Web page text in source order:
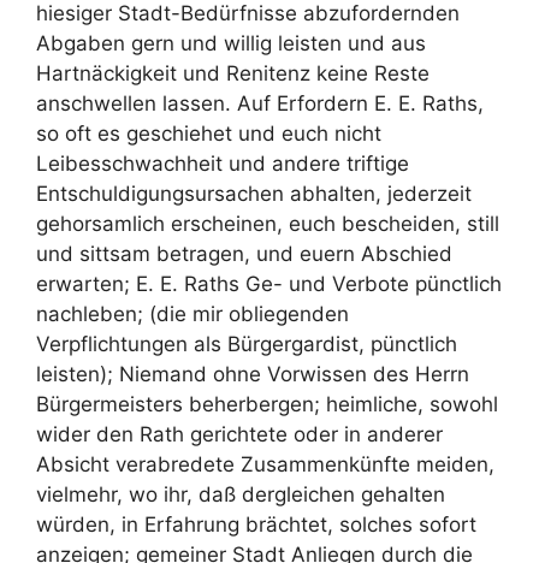
hiesiger Stadt-Bedürfnisse abzufordernden
Abgaben gern und willig leisten und aus
Hartnäckigkeit und Renitenz keine Reste
anschwellen lassen. Auf Erfordern E. E. Raths,
so oft es geschiehet und euch nicht
Leibesschwachheit und andere triftige
Entschuldigungsursachen abhalten, jederzeit
gehorsamlich erscheinen, euch bescheiden, still
und sittsam betragen, und euern Abschied
erwarten; E. E. Raths Ge- und Verbote pünctlich
nachleben; (die mir obliegenden
Verpflichtungen als Bürgergardist, pünctlich
leisten); Niemand ohne Vorwissen des Herrn
Bürgermeisters beherbergen; heimliche, sowohl
wider den Rath gerichtete oder in anderer
Absicht verabredete Zusammenkünfte meiden,
vielmehr, wo ihr, daß dergleichen gehalten
würden, in Erfahrung brächtet, solches sofort
anzeigen; gemeiner Stadt Anliegen durch die